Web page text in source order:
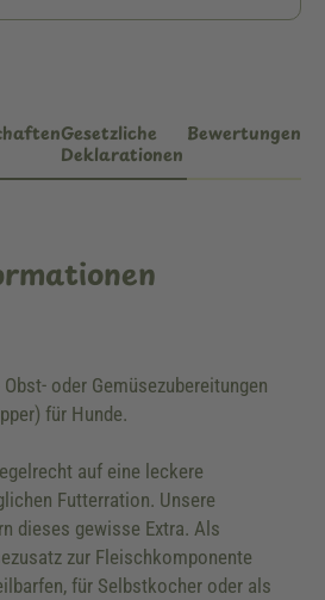
Gesetzliche
Deklarationen
Bewertungen
oder Gemüsezubereitungen
für Hunde.
auf eine leckere
Futterration. Unsere
dieses gewisse Extra. Als
zur Fleischkomponente
für Selbstkocher oder als